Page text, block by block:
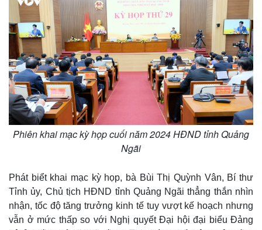
Cuộc sống đó đây
Hồ sơ
Multimedia
Ảnh
E-Magazine
Infographic
Phiên khai mạc kỳ họp cuối năm 2024 HĐND tỉnh Quảng
Ngãi
Phát biểt khai mạc kỳ họp, bà Bùi Thị Quỳnh Vân, Bí thư
Tỉnh ủy, Chủ tịch HĐND tỉnh Quảng Ngãi thẳng thắn nhìn
nhận, tốc độ tăng trưởng kinh tế tuy vượt kế hoạch nhưng
vẫn ở mức thấp so với Nghị quyết Đại hội đại biểu Đảng